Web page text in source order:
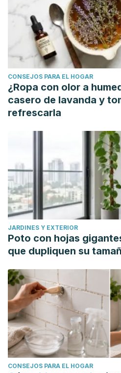
CONSEJOS PARA EL HOGAR
¿Ropa con olor a
casero de lavanda y
refrescarla
JARDINES Y EXTERIOR
Poto con hojas
que dupliquen su
CONSEJOS PARA EL HOGAR